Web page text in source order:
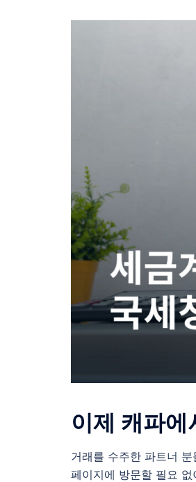
이제 캐파에
거래를 수주한 파트너
페이지에 방문할 필요